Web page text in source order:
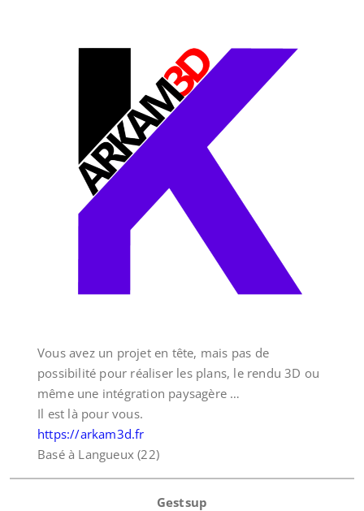
Vous avez un projet en tête, mais pas de
possibilité pour réaliser les plans, le rendu 3D ou
même une intégration paysagère …
Il est là pour vous.
https://arkam3d.fr
Basé à Langueux (22)
Gestsup